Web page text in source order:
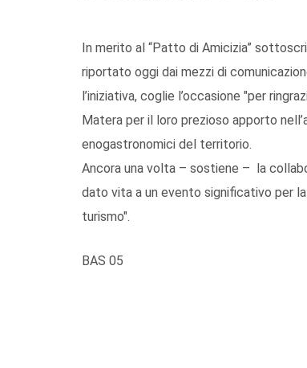
In merito al “Patto di Amicizia”
riportato oggi dai mezzi di
l’iniziativa, coglie l’occasione "per
Matera per il loro prezioso apporto
enogastronomici del territorio.
Ancora una volta – sostiene – la
dato vita a un evento significativo per
turismo".
BAS 05